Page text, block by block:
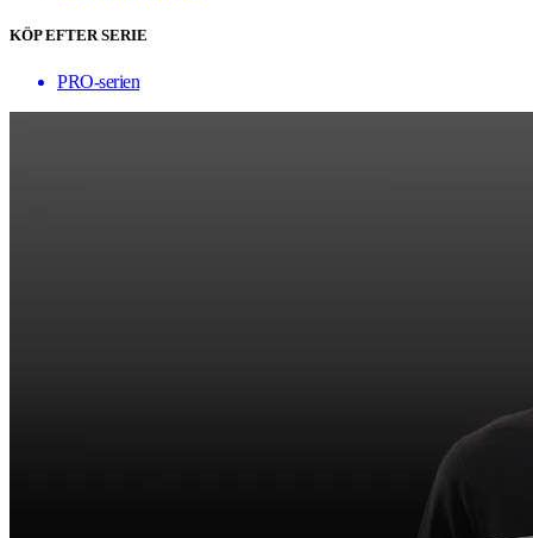
KÖP EFTER SERIE
PRO-serien